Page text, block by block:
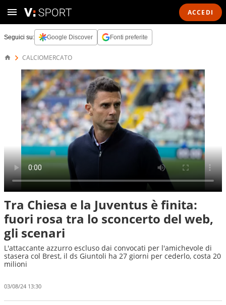
ACCEDI
Seguici su: Google Discover Fonti preferite
CALCIOMERCATO
Tra Chiesa e la Juventus è finita:
fuori rosa tra lo sconcerto del web,
gli scenari
L'attaccante azzurro escluso dai convocati per l'amichevole di
stasera col Brest, il ds Giuntoli ha 27 giorni per cederlo, costa 20
milioni
03/08/24 13:30